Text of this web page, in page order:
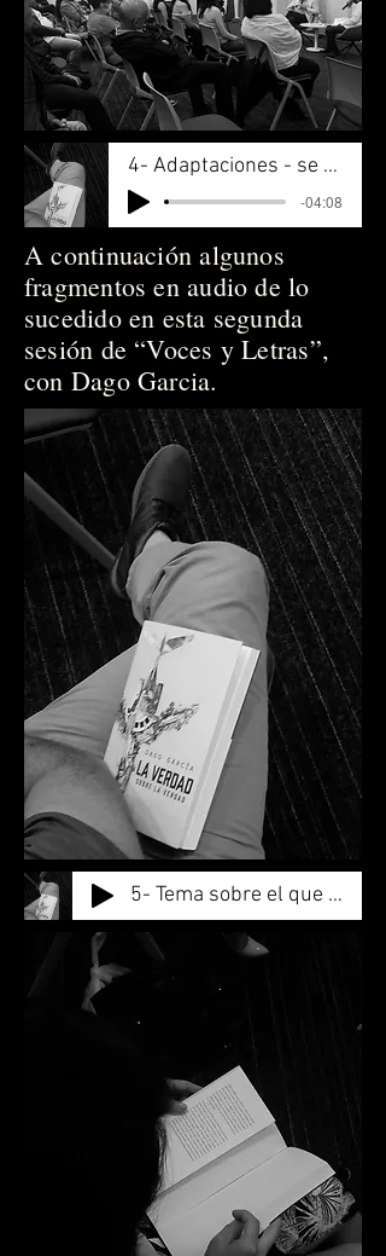
4- Adaptaciones - se reflexiona con el fracaso
-04:08
A continuación algunos
fragmentos en audio de lo
sucedido en esta segunda
sesión de “Voces y Letras”,
con Dago Garcia.
5- Tema sobre el que se habla - La verdad